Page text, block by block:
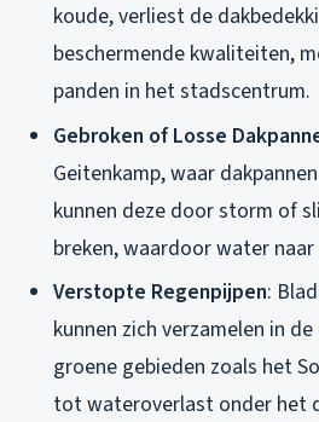
koude, verliest de
beschermende kwaliteiten,
panden in het stadscentrum.
Gebroken of Losse
Geitenkamp, waar
kunnen deze door storm of
breken, waardoor water naar
Verstopte Regenpijpen:
kunnen zich verzamelen in
groene gebieden zoals het
tot wateroverlast onder het